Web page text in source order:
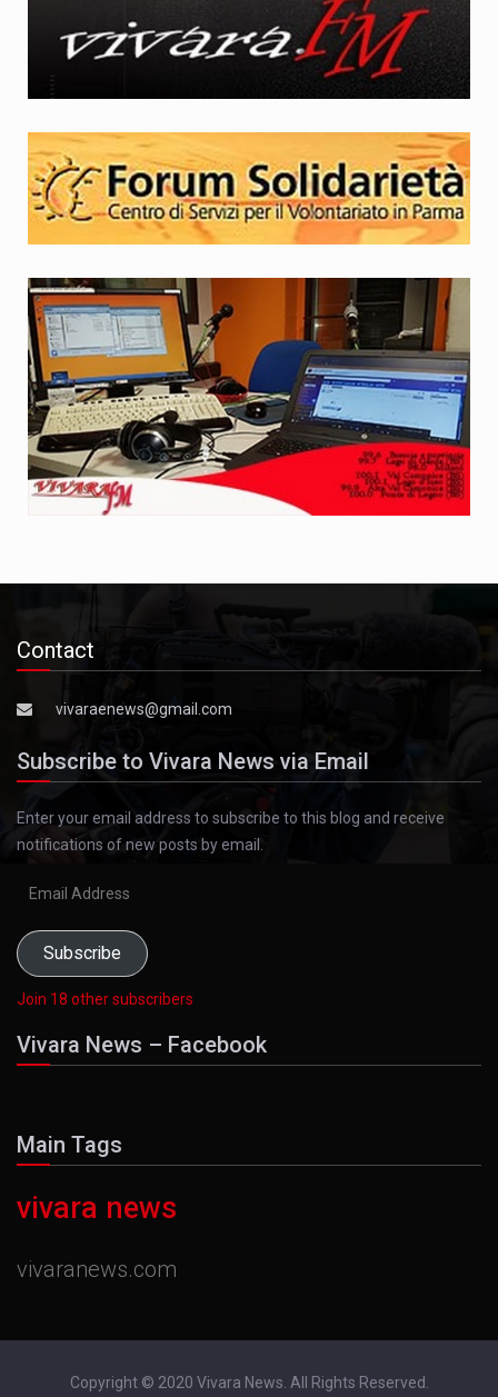
Contact
vivaraenews@gmail.com
Subscribe to Vivara News via Email
Enter your email address to subscribe to this blog and receive
notifications of new posts by email.
Subscribe
Join 18 other subscribers
Vivara News – Facebook
Main Tags
vivara news
vivaranews.com
Copyright © 2020 Vivara News. All Rights Reserved.